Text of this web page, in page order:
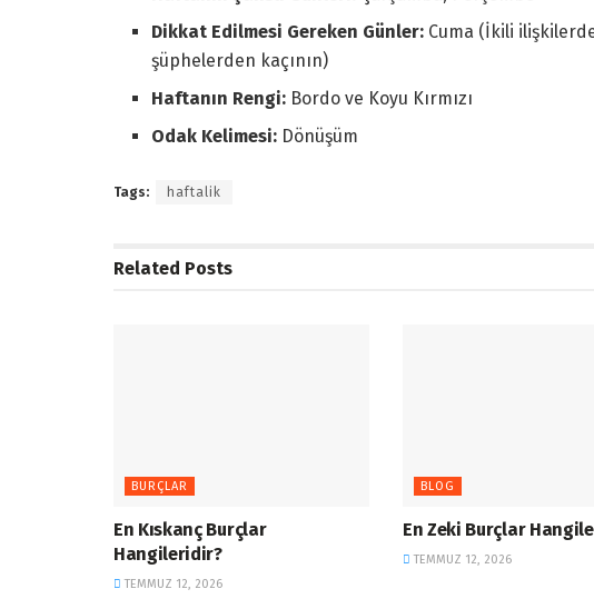
Dikkat Edilmesi Gereken Günler: Cuma (İkili
şüphelerden kaçının)
Haftanın Rengi: Bordo ve Koyu Kırmızı
Odak Kelimesi: Dönüşüm
Tags: haftalik
Related Posts
BURÇLAR
En Kıskanç Burçlar
Hangileridir?
TEMMUZ 12, 2026
BLOG
En Zeki Burçlar
TEMMUZ 12, 2026